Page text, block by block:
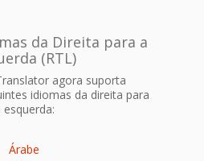
da Direita para a
(RTL)
agora suporta
idiomas da direita para
esquerda:
Árabe